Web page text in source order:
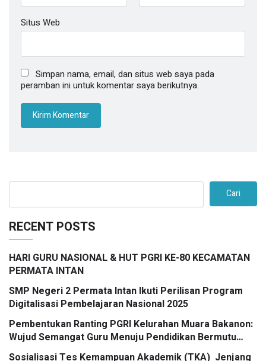
Situs Web
Simpan nama, email, dan situs web saya pada
peramban ini untuk komentar saya berikutnya.
Cari
RECENT POSTS
HARI GURU NASIONAL & HUT PGRI KE-80 KECAMATAN
PERMATA INTAN
SMP Negeri 2 Permata Intan Ikuti Perilisan Program
Digitalisasi Pembelajaran Nasional 2025
Pembentukan Ranting PGRI Kelurahan Muara Bakanon:
Wujud Semangat Guru Menuju Pendidikan Bermutu
untuk Semua
Sosialisasi Tes Kemampuan Akademik (TKA) Jenjang